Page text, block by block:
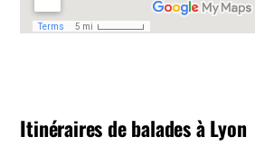
Itinéraires de balades à Lyon